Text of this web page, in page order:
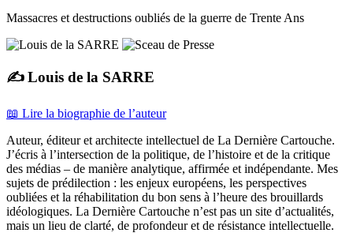
Massacres et destructions oubliés de la guerre de Trente Ans
✍️ Louis de la SARRE
📖 Lire la biographie de l’auteur
Auteur, éditeur et architecte intellectuel de La Dernière Cartouche.
J’écris à l’intersection de la politique, de l’histoire et de la critique
des médias – de manière analytique, affirmée et indépendante. Mes
sujets de prédilection : les enjeux européens, les perspectives
oubliées et la réhabilitation du bon sens à l’heure des brouillards
idéologiques. La Dernière Cartouche n’est pas un site d’actualités,
mais un lieu de clarté, de profondeur et de résistance intellectuelle.